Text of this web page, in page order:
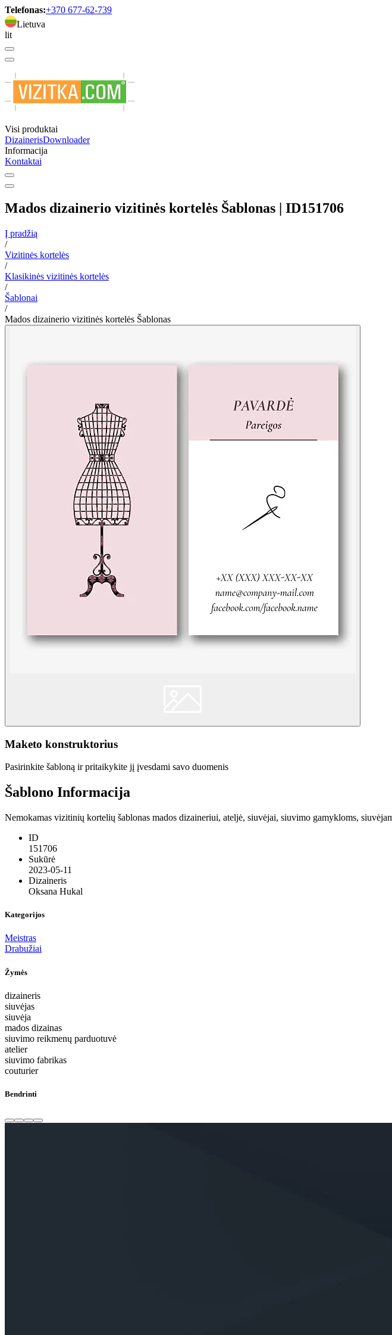
Telefonas:+370 677-62-739
Lietuva
lit
Visi produktai
DizainerisDownloader
Informacija
Kontaktai
Mados dizainerio vizitinės kortelės Šablonas | ID151706
Į pradžią
/
Vizitinės kortelės
/
Klasikinės vizitinės kortelės
/
Šablonai
/
Mados dizainerio vizitinės kortelės Šablonas
Maketo konstruktorius
Pasirinkite šabloną ir pritaikykite jį įvesdami savo duomenis
Šablono Informacija
Nemokamas vizitinių kortelių šablonas mados dizaineriui, ateljė, siuvėjai, siuvimo gamykloms,
ID
151706
Sukūrė
2023-05-11
Dizaineris
Oksana Hukal
Kategorijos
Meistras
Drabužiai
Žymės
dizaineris
siuvėjas
siuvėja
mados dizainas
siuvimo reikmenų parduotuvė
atelier
siuvimo fabrikas
couturier
Bendrinti